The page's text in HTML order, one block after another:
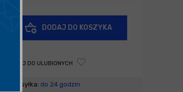
DODAJ DO KOSZYKA
DODAJ DO ULUBIONYCH
Wysyłka: do 24 godzin